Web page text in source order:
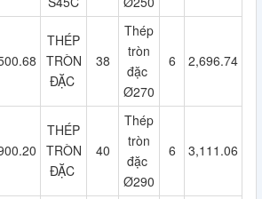
THÉP
TRÒN
ĐẶC
38
Thép
tròn
đặc
Ø270
6 2,696.74
THÉP
TRÒN
ĐẶC
40
Thép
tròn
đặc
Ø290
6 3,111.06